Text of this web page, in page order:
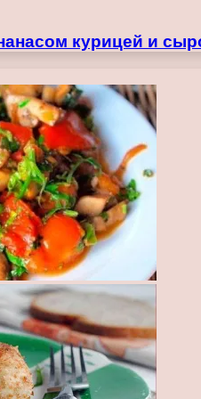
курицей и